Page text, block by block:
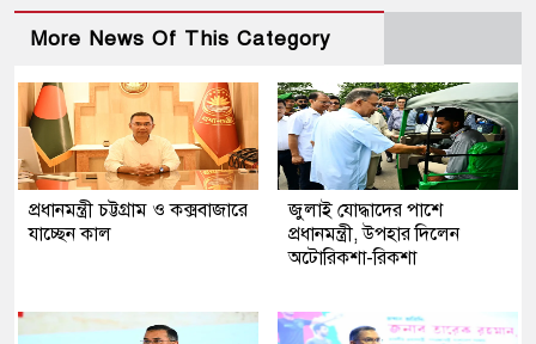
More News Of This Category
প্রধানমন্ত্রী চট্টগ্রাম ও কক্সবাজারে
যাচ্ছেন কাল
জুলাই যোদ্ধাদের পাশে
প্রধানমন্ত্রী, উপহার দিলেন
অটোরিকশা-রিকশা